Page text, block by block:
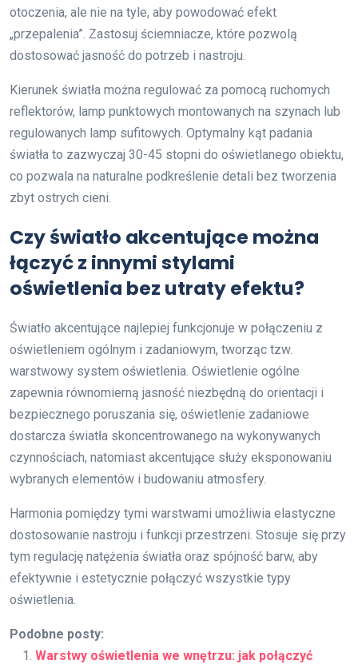
otoczenia, ale nie na tyle, aby powodować efekt
„przepalenia”. Zastosuj ściemniacze, które pozwolą
dostosować jasność do potrzeb i nastroju.
Kierunek światła można regulować za pomocą ruchomych
reflektorów, lamp punktowych montowanych na szynach lub
regulowanych lamp sufitowych. Optymalny kąt padania
światła to zazwyczaj 30-45 stopni do oświetlanego obiektu,
co pozwala na naturalne podkreślenie detali bez tworzenia
zbyt ostrych cieni.
Czy światło akcentujące można
łączyć z innymi stylami
oświetlenia bez utraty efektu?
Światło akcentujące najlepiej funkcjonuje w połączeniu z
oświetleniem ogólnym i zadaniowym, tworząc tzw.
warstwowy system oświetlenia. Oświetlenie ogólne
zapewnia równomierną jasność niezbędną do orientacji i
bezpiecznego poruszania się, oświetlenie zadaniowe
dostarcza światła skoncentrowanego na wykonywanych
czynnościach, natomiast akcentujące służy eksponowaniu
wybranych elementów i budowaniu atmosfery.
Harmonia pomiędzy tymi warstwami umożliwia elastyczne
dostosowanie nastroju i funkcji przestrzeni. Stosuje się przy
tym regulację natężenia światła oraz spójność barw, aby
efektywnie i estetycznie połączyć wszystkie typy
oświetlenia.
Podobne posty:
Warstwy oświetlenia we wnętrzu: jak połączyć